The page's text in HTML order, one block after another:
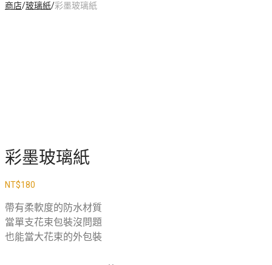
商店/玻璃紙/彩墨玻璃紙
彩墨玻璃紙
NT$180
帶有柔軟度的防水材質
當單支花束包裝沒問題
也能當大花束的外包裝